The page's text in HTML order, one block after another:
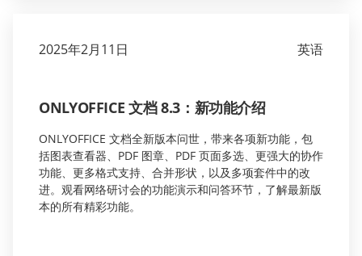
2025年2月11日 英语
ONLYOFFICE 文档 8.3：新功能介绍
ONLYOFFICE 文档全新版本问世，带来各项新功能，包
括图表查看器、PDF 图章、PDF 页面多选、更强大的协作
功能、更多格式支持、合并形状，以及多项套件中的改
进。观看网络研讨会的功能演示和问答环节，了解最新版
本的所有精彩功能。